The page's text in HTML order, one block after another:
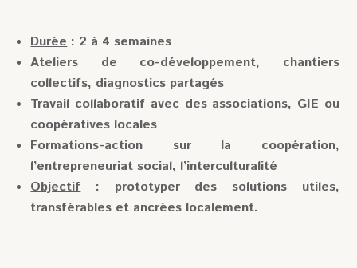
Durée: 2 à 4 semaines
Ateliers de co-développement, chantiers
collectifs, diagnostics partagés
Travail collaboratif avec des associations, GIE ou
coopératives locales
Formations-action sur la coopération,
l’entrepreneuriat social, l’interculturalité
Objectif: prototyper des solutions utiles,
transférables et ancrées localement.